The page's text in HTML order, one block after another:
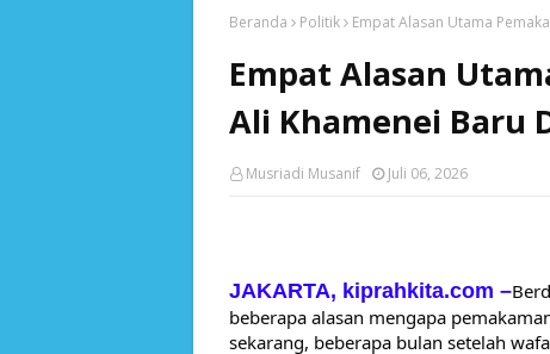
Beranda Politik Empat Alasan Utama
Empat Alasan
Ali Khamenei Baru
Musriadi Musanif Juli 06, 2026
JAKARTA, kiprahkita.com –
beberapa alasan mengapa
sekarang, beberapa bulan setelah